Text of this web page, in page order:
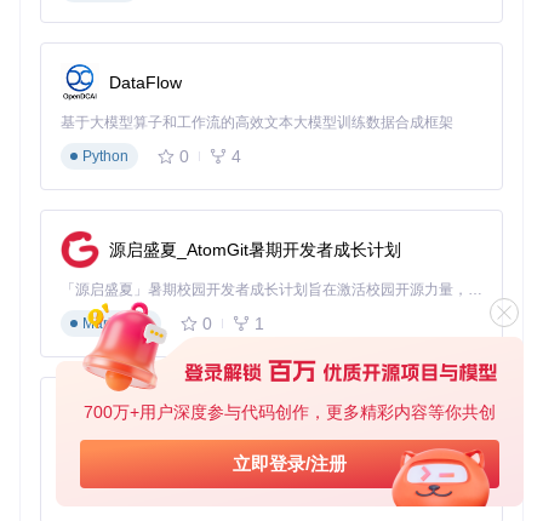
700万+用户深度参与代码创作，更多精彩内容等你共创
立即登录/注册
换标签页"和"代码折叠"，配合"按住侧键+滚轮"实现代码上下
滚动。这种组合让他在复杂代码库中穿梭自如，日均减少300
次键盘敲击。
五、效果验证：从数据看改变
的质变——网页和文档的滚动从"卡顿跳跃"变为"行云流水"；
其次是操作效率的提升，常用功能触手可及；最令人惊喜的是
多任务处理能力的增强，通过鼠标手势就能在不同工作区和应
用间无缝切换。
根据项目Support/Guides/CapturedButtonsMMF3.md中的用
户反馈数据，多数用户在使用一周后报告：应用切换速度提升
40%，文档浏览效率提高35%，整体工作效率平均提升28%。
更重要的是，手腕疲劳感明显减轻，这对于需要长时间使用电
脑的专业人士来说尤为宝贵。
结语：让每一只鼠标都物尽其用
Mac Mouse Fix的魅力在于它解决了一个长期被忽视的痛点：
让普通鼠标在Mac上也能发挥全部潜能。通过简单的配置，你
DataFlow
基于大模型算子和工作流的高效文本大模型训练数据合成框架
Python
0 4
源启盛夏_AtomGit暑期开发者成长计划
「源启盛夏」暑期校园开发者成长计划旨在激活校园开源力量，通过积分激励、认证扶持、资源倾斜等形式，引导高校组织和开发者完成「入驻 — 建项目 — 做贡献 — 获认证 — 得资源」的完整闭环。无论你是想带领社团入驻平台的组织者，还是希望用代码贡献证明自己的开发者，都能在这里找到属于你的成长路径。
Markdown
0 1
py-xiaozhi
基于Python的Xiaozhi AI，适用于想要完整Xiaozhi体验而无需拥有专用硬件的用户。
Python
0 1